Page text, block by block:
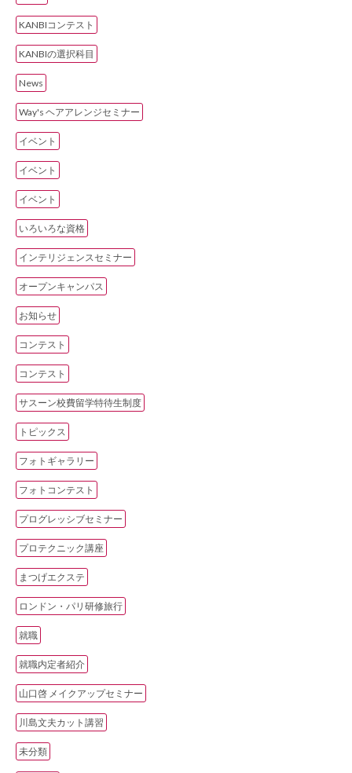
KANBIコンテスト
KANBIの選択科目
News
Way's ヘアアレンジセミナー
イベント
イベント
イベント
いろいろな資格
インテリジェンスセミナー
オープンキャンパス
お知らせ
コンテスト
コンテスト
サスーン校費留学特待生制度
トピックス
フォトギャラリー
フォトコンテスト
プログレッシブセミナー
プロテクニック講座
まつげエクステ
ロンドン・パリ研修旅行
就職
就職内定者紹介
山口啓 メイクアップセミナー
川島文夫カット講習
未分類